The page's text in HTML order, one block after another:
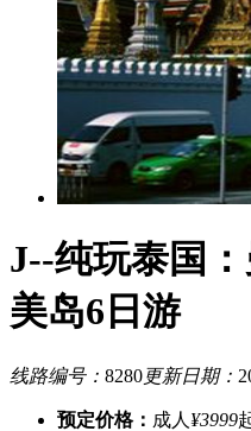
J--纯玩泰国
美岛6日游
线路编号： 8280更新日期：
预定价格： 成人 ¥3999